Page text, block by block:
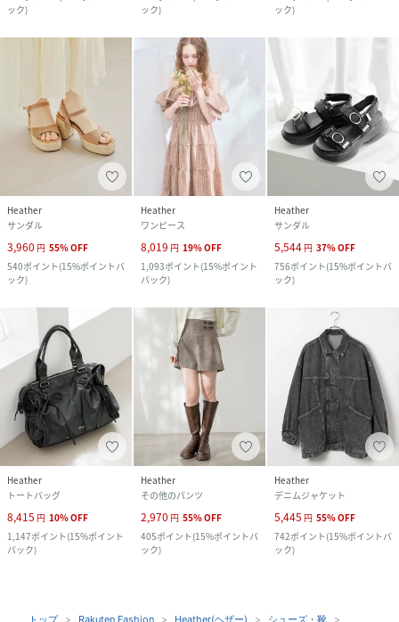
ック)
ック)
ック)
Heather
サンダル
3,960 円 55%OFF
540ポイント(15%ポイントバ
ック)
Heather
ワンピース
8,019 円 19%OFF
1,093ポイント(15%ポイント
バック)
Heather
サンダル
5,544 円 37%OFF
756ポイント(15%ポイントバ
ック)
Heather
トートバッグ
8,415 円 10%OFF
1,147ポイント(15%ポイント
バック)
Heather
その他のパンツ
2,970 円 55%OFF
405ポイント(15%ポイントバ
ック)
Heather
デニムジャケット
5,445 円 55%OFF
742ポイント(15%ポイントバ
ック)
トップ Rakuten Fashion Heather(ヘザー)
シューズ・靴